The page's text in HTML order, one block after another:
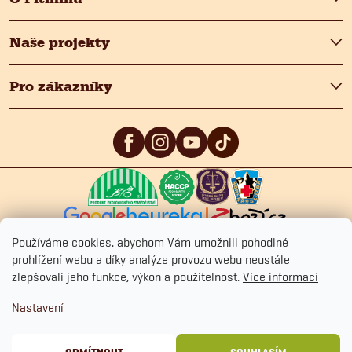
Používáme cookies, abychom Vám umožnili pohodlné
prohlížení webu a díky analýze provozu webu neustále
zlepšovali jeho funkce, výkon a použitelnost. Více informací
Nastavení
Naše projekty
Pro zákazníky
5 4.9 /5 4.9
Obchodní podmínkyCookies